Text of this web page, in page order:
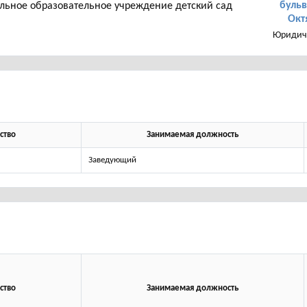
образовательное учреждение детский сад
Занимаемая должность
Заведующий
Занимаемая должность